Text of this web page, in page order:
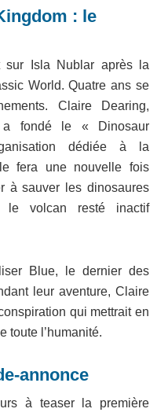
: le
sur Isla Nublar après la
World. Quatre ans se
Claire Dearing,
a fondé le « Dinosaur
dédiée à la
fera une nouvelle fois
à sauver les dinosaures
le volcan resté inactif
Blue, le dernier des
leur aventure, Claire
qui mettrait en
toute l’humanité.
annonce
à teaser la première